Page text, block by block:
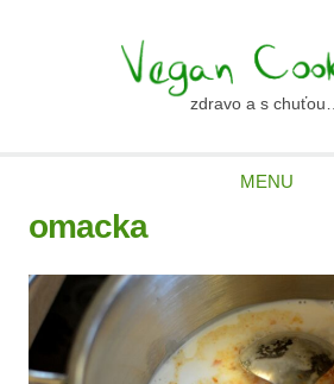
vegancooking.skzdravo a s chuťou…
MENU
omacka